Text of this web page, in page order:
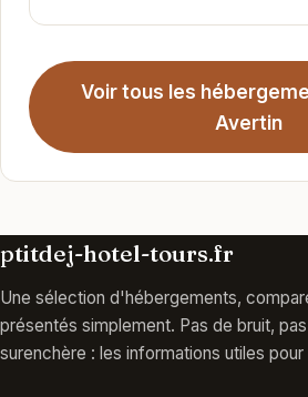
Voir tous les
Avertin
ptitdej-hotel-tours.fr
Une sélection d'hébergements,
présentés simplement. Pas de bruit,
surenchère : les informations utiles pour